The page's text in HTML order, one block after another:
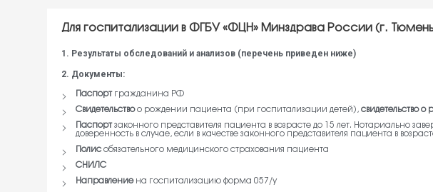
Для госпитализации в ФГБУ «ФЦН» Минздрава России (г.
1. Результаты обследований и анализов (перечень приведен ниже)
2. Документы:
Паспортгражданина РФ
Свидетельствоо рождении пациента (при госпитализации детей), свидетельство
Паспортзаконного представителя пациента в возрасте до 15 лет. Нотариально
доверенность в случае, если в качестве законного представителя пациента в
Полисобязательного медицинского страхования пациента
СНИЛС
Направлениена госпитализацию форма 057/у